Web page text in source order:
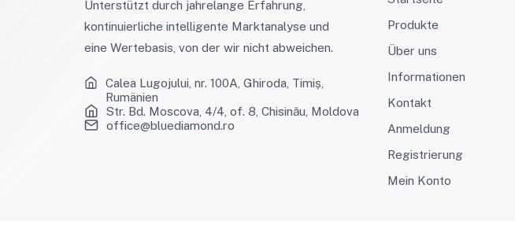
Unterstützt durch jahrelange Erfahrung,
kontinuierliche intelligente Marktanalyse und
eine Wertebasis, von der wir nicht abweichen.
Calea Lugojului, nr. 100A, Ghiroda, Timiș,
Rumänien
Str. Bd. Moscova, 4/4, of. 8, Chisinău, Moldova
office@bluediamond.ro
Produkte
Über uns
Informationen
Kontakt
Anmeldung
Registrierung
Mein Konto